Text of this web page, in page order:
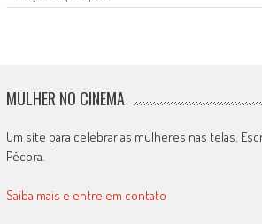
MULHER NO CINEMA
Um site para celebrar as mulheres nas telas.
Pécora.
Saiba mais e entre em contato